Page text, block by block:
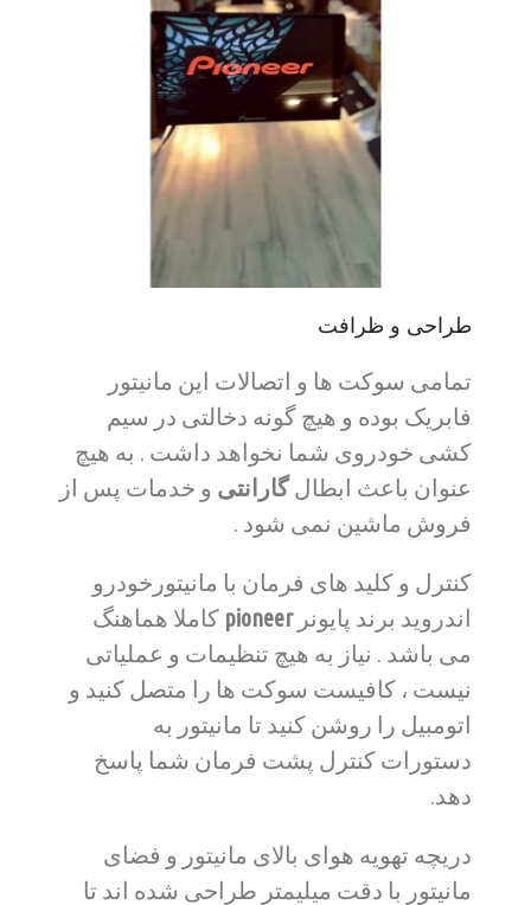
طراحی و ظرافت
تمامی سوکت ها و اتصالات این مانیتور
فابریک بوده و هیچ گونه دخالتی در سیم
کشی خودروی شما نخواهد داشت . به هیچ
عنوان باعث ابطالگارانتی و خدمات پس از
فروش ماشین نمی شود .
کنترل و کلید های فرمان با مانیتورخودرو
اندروید برند پایونر pioneer
کاملا هماهنگ
می باشد . نیاز به هیچ تنظیمات و عملیاتی
نیست ، کافیست سوکت ها را متصل کنید و
اتومبیل را روشن کنید تا مانیتور به
دستورات کنترل پشت فرمان شما پاسخ
دهد.
دریچه تهویه هوای بالای مانیتور و فضای
مانیتور با دقت میلیمتر طراحی شده اند تا